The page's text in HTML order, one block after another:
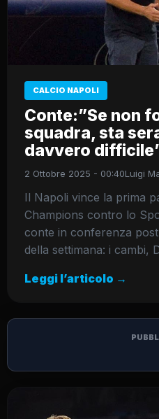
CALCIO NAPOLI
Conte:”Se non
squadra, sta
davvero
2 Ottobre 2025 - 00:40Luigi
Il Napoli vince la prima
Champions contro lo
conte in conferenza
della settimana: i cambi,
Leggi l’articolo →